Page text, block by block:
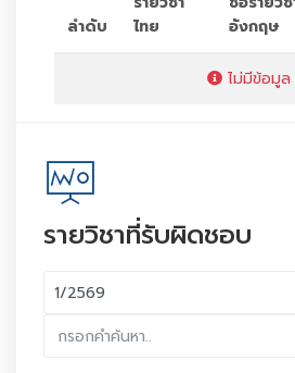
ลำดับ
ไทย
อังกฤษ
ไม่มีข้อมูล
รายวิชาที่รับผิดชอบ